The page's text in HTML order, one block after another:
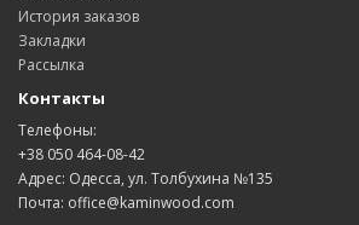
История заказов
Закладки
Рассылка
Контакты
Телефоны:
+38 050 464-08-42
Адрес: Одесса, ул. Толбухина №135
Почта: office@kaminwood.com